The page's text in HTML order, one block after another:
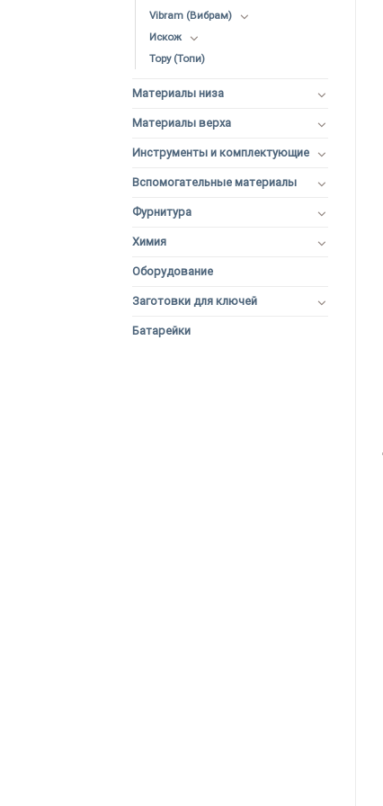
Vibram (Вибрам)
Искож
Topy (Топи)
Материалы низа
Материалы верха
Инструменты и комплектующие
Вспомогательные материалы
Фурнитура
Химия
Оборудование
Заготовки для ключей
Батарейки